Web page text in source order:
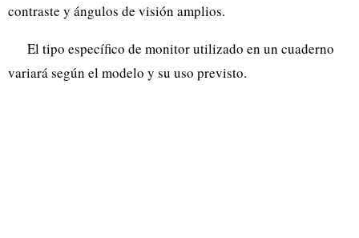
contraste y ángulos de visión amplios.
El tipo específico de monitor utilizado en un cuaderno
variará según el modelo y su uso previsto.